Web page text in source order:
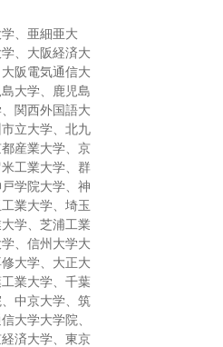
、亜細亜大
、大阪経済大
阪電気通信大
大学、鹿児島
関西外国語大
立大学、北九
産業大学、京
工業大学、群
学院大学、神
業大学、埼玉
学、芝浦工業
、信州大学大
大学、大正大
業大学、千葉
中京大学、筑
大学大学院、
済大学、東京